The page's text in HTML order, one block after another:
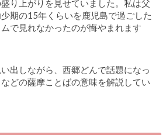
り上がりを見せていました。私は父
期の15年くらいを鹿児島で過ごした
で見れなかったのが悔やまれます
出しながら、西郷どんで話題になっ
どの薩摩ことばの意味を解説してい